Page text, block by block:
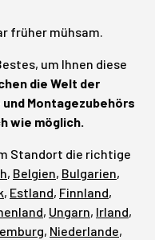
früher mühsam.
um Ihnen diese
die Welt der
Montagezubehörs
wie möglich.
Standort die richtige
, Belgien, Bulgarien,
, Estland, Finnland,
, Ungarn, Irland,
, Niederlande,